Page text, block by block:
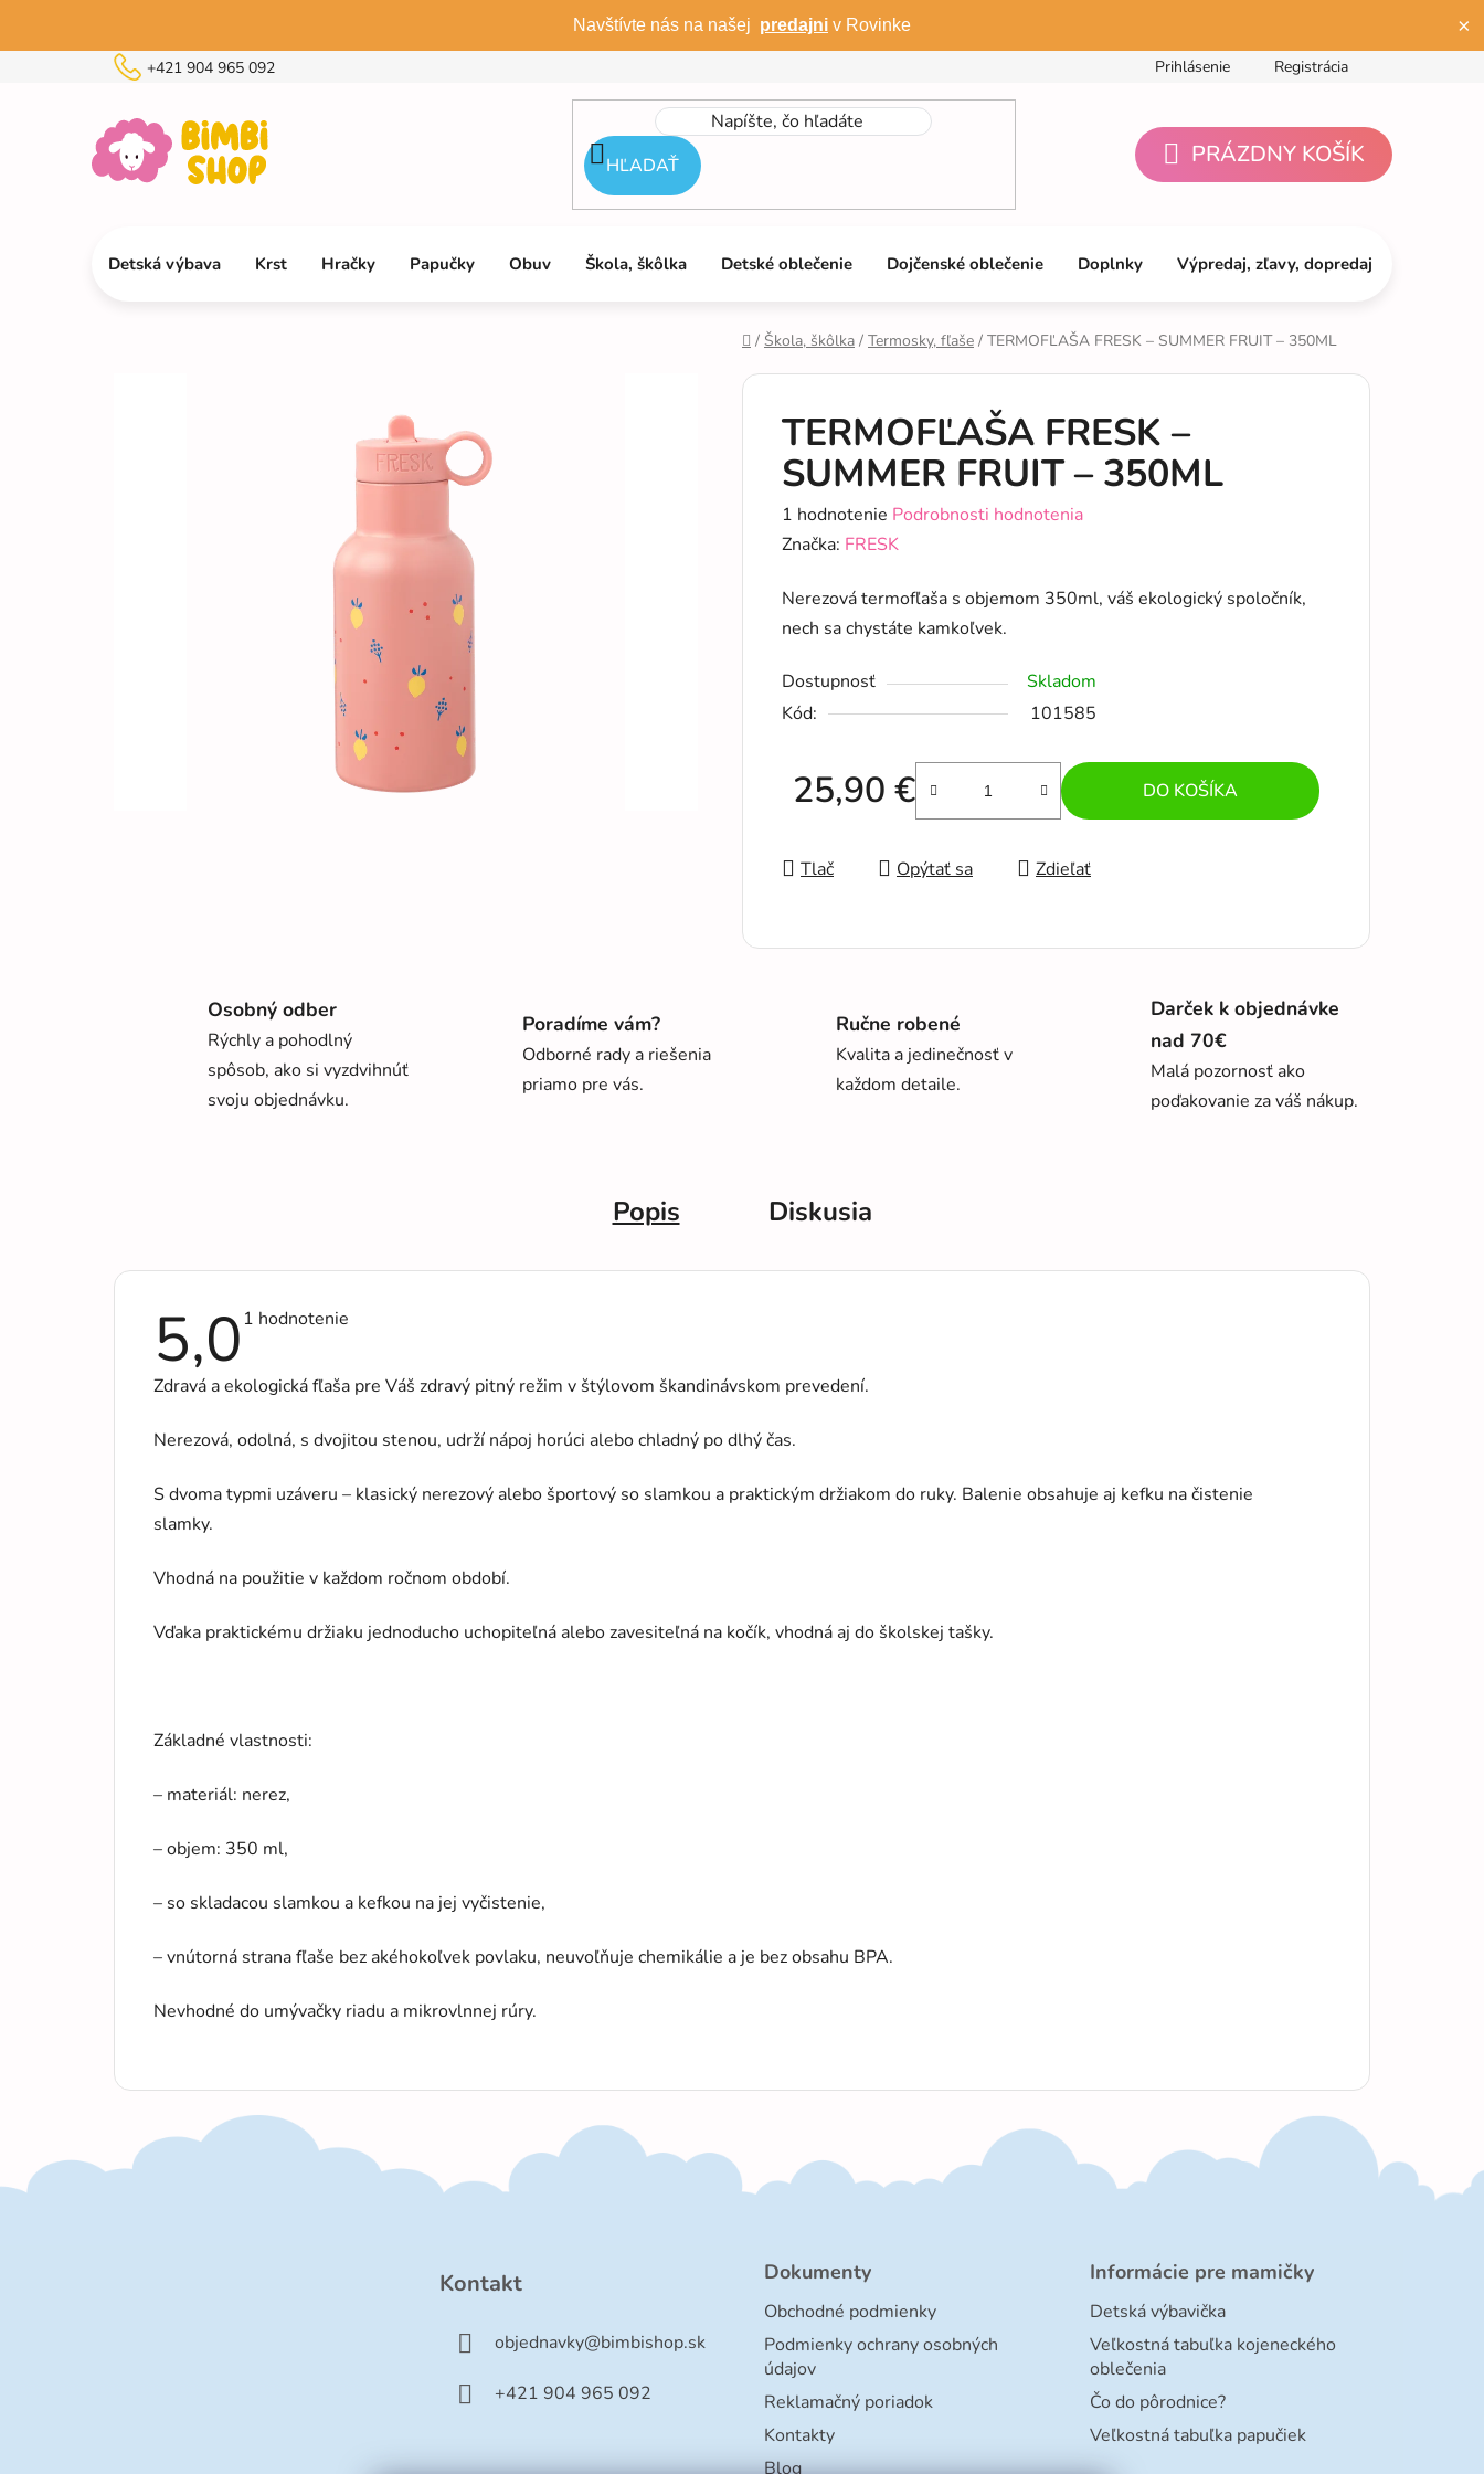
Navštívte nás na našej predajni v Rovinke ×
+421 904 965 092 Prihlásenie Registrácia
HĽADAŤ
NÁKUPNÝ
PRÁZDNY KOŠÍK
Detská výbava Krst Hračky Papučky Obuv Škola, škôlka Detské oblečenie Dojčenské oblečenie Doplnky Výpredaj, zľavy, dopredaj
/ Škola, škôlka / Termosky, fľaše / TERMOFĽAŠA FRESK – SUMMER FRUIT – 350ML
TERMOFĽAŠA FRESK –
SUMMER FRUIT – 350ML
Priemerné
hodnotenie
je
5,0
5
hviezdičiek.
1 hodnotenie Podrobnosti hodnotenia
Značka: FRESK
Nerezová termofľaša s objemom 350ml, váš ekologický spoločník,
nech sa chystáte kamkoľvek.
Dostupnosť
Skladom
Kód:
101585
25,90 €
Jednotková cena:
DO KOŠÍKA
Tlač Opýtať sa Zdieľať
Osobný odber
Rýchly a pohodlný
spôsob, ako si vyzdvihnúť
svoju objednávku.
Poradíme vám?
Odborné rady a riešenia
priamo pre vás.
Ručne robené
Kvalita a jedinečnosť v
každom detaile.
Darček k objednávke
nad 70€
Malá pozornosť ako
poďakovanie za váš nákup.
Popis Diskusia
5,0 Priemerné
5,0
hviezdičiek.
1 hodnotenie
Zdravá a ekologická fľaša pre Váš zdravý pitný režim v štýlovom škandinávskom prevedení.
Nerezová, odolná, s dvojitou stenou, udrží nápoj horúci alebo chladný po dlhý čas.
S dvoma typmi uzáveru – klasický nerezový alebo športový so slamkou a praktickým držiakom do ruky. Balenie obsahuje aj kefku na čistenie
slamky.
Vhodná na použitie v každom ročnom období.
Vďaka praktickému držiaku jednoducho uchopiteľná alebo zavesiteľná na kočík, vhodná aj do školskej tašky.
Základné vlastnosti:
– materiál: nerez,
– objem: 350 ml,
– so skladacou slamkou a kefkou na jej vyčistenie,
– vnútorná strana fľaše bez akéhokoľvek povlaku, neuvoľňuje chemikálie a je bez obsahu BPA.
Nevhodné do umývačky riadu a mikrovlnnej rúry.
Kontakt
objednavky@bimbishop.sk
+421 904 965 092
Dokumenty
Obchodné podmienky
Podmienky ochrany osobných
údajov
Reklamačný poriadok
Kontakty
Blog
Informácie pre mamičky
Detská výbavička
Veľkostná tabuľka kojeneckého
oblečenia
Čo do pôrodnice?
Veľkostná tabuľka papučiek